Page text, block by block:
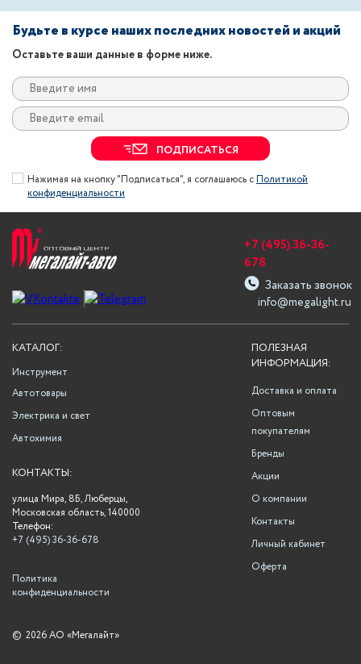
Будьте в курсе наших последних новостей и акций
Оставьте ваши данные в форме ниже.
ПОДПИСАТЬСЯ
Нажимая на кнопку "Подписаться", я соглашаюсь сПолитикой
конфиденциальности
info@megalight.ru
+7 (495) 36-36-
678
Заказать звонок
ПОЛЕЗНАЯ
ИНФОРМАЦИЯ:
Доставка и оплата
Оптовым
покупателям
Бренды
Акции
О компании
Контакты
Личный кабинет
Оферта
КАТАЛОГ:
Инструмент
Автотовары
Электрика и свет
Автохимия
КОНТАКТЫ:
улица Мира, 8Б, Люберцы,
Московская область, 140000
Телефон:
+7 (495) 36-36-678
Политика
конфиденциальности
© 2026 АО «Мегалайт»